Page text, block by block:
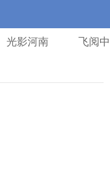
光影河南 飞阅